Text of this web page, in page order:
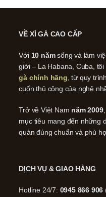
VỀ XÌ GÀ CAO CẤP
Với 10 nămsống và làm
giới – La Habana, Cuba,
gà chính hãng , từ quy
cuốn thủ công của nghệ
Trở về Việt Nam năm 2009
mục tiêu mang đến những
quản đúng chuẩn và phù
DỊCH VỤ & GIAO HÀNG
Hotline 24/7: 0945 866 906